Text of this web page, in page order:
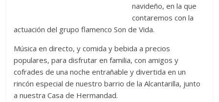
navideño, en la que
contaremos con la
actuación del grupo flamenco Son de Vida.
Música en directo, y comida y bebida a precios
populares, para disfrutar en familia, con amigos y
cofrades de una noche entrañable y divertida en un
rincón especial de nuestro barrio de la Alcantarilla, junto
a nuestra Casa de Hermandad.